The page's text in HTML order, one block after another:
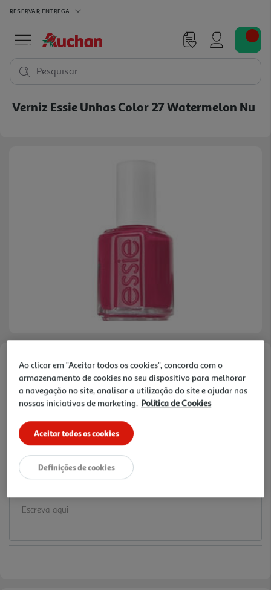
RESERVAR ENTREGA
Pesquisar
Verniz Essie Unhas Color 27 Watermelon Nu
Faça a sua avaliação
Ref. / EAN:30095298
9.99 €/un
9,99 €
Ao clicar em "Aceitar todos os cookies", concorda com o
armazenamento de cookies no seu dispositivo para melhorar
a navegação no site, analisar a utilização do site e ajudar nas
nossas iniciativas de marketing. Política de Cookies
Aceitar todos os cookies
Definições de cookies